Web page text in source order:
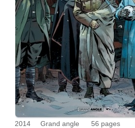
2014 Grand angle 56 pages